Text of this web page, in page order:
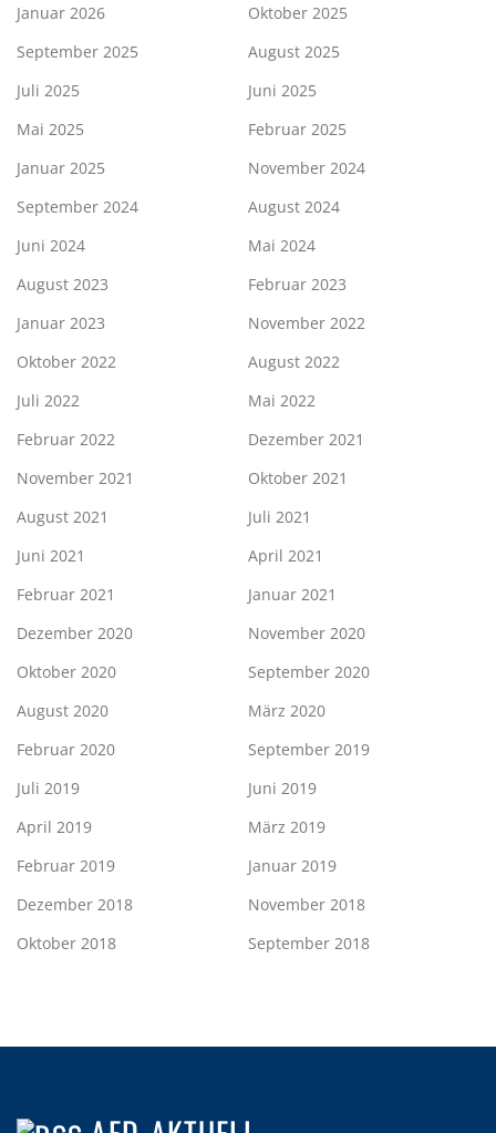
Januar 2026
Oktober 2025
September 2025
August 2025
Juli 2025
Juni 2025
Mai 2025
Februar 2025
Januar 2025
November 2024
September 2024
August 2024
Juni 2024
Mai 2024
August 2023
Februar 2023
Januar 2023
November 2022
Oktober 2022
August 2022
Juli 2022
Mai 2022
Februar 2022
Dezember 2021
November 2021
Oktober 2021
August 2021
Juli 2021
Juni 2021
April 2021
Februar 2021
Januar 2021
Dezember 2020
November 2020
Oktober 2020
September 2020
August 2020
März 2020
Februar 2020
September 2019
Juli 2019
Juni 2019
April 2019
März 2019
Februar 2019
Januar 2019
Dezember 2018
November 2018
Oktober 2018
September 2018